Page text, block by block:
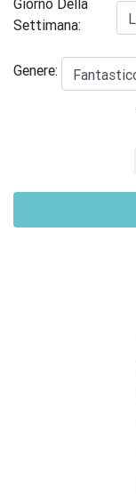
Giorno Della
Settimana:
Genere: